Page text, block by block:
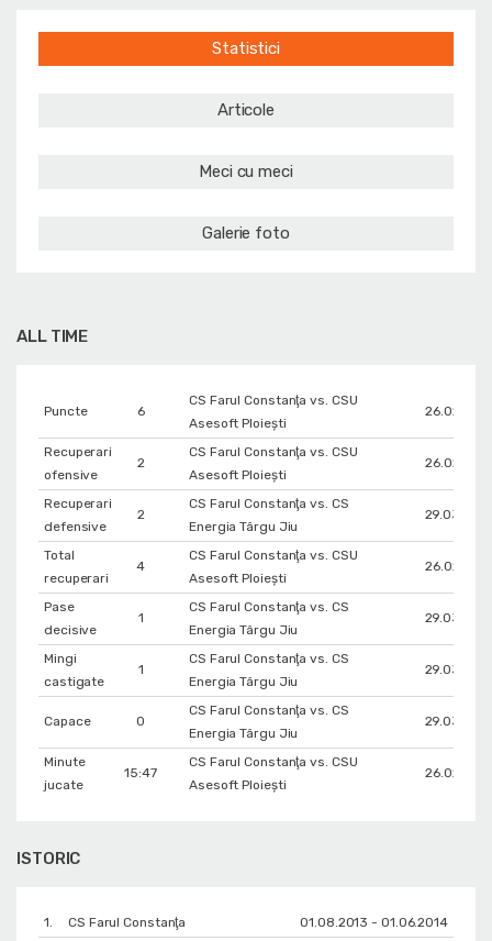
Statistici
Articole
Meci cu meci
Galerie foto
ALL TIME
Puncte 6
CS Farul Constanţa vs. CSU
Asesoft Ploiești
26.02.2014
Recuperari
ofensive
2
CS Farul Constanţa vs. CSU
Asesoft Ploiești
26.02.2014
Recuperari
defensive
2
CS Farul Constanţa vs. CS
Energia Târgu Jiu
Total
recuperari
4
CS Farul Constanţa vs. CSU
Asesoft Ploiești
26.02.2014
Pase
decisive
1
CS Farul Constanţa vs. CS
Energia Târgu Jiu
Mingi
castigate
1
CS Farul Constanţa vs. CS
Energia Târgu Jiu
Capace 0
CS Farul Constanţa vs. CS
Energia Târgu Jiu
Minute
jucate
15:47
CS Farul Constanţa vs. CSU
Asesoft Ploiești
26.02.2014
ISTORIC
1. CS Farul Constanţa
01.08.2013 - 01.06.2014